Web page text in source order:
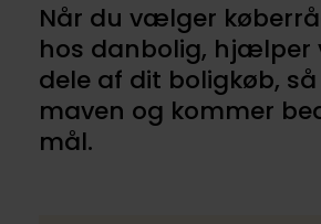
Når du vælger
hos danbolig, hjælper
dele af dit boligkøb,
maven og kommer
mål.